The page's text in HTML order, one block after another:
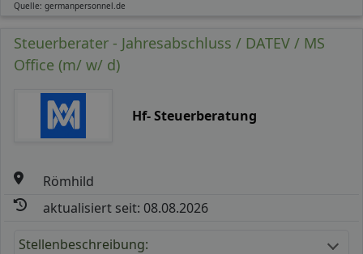
Quelle: germanpersonnel.de
Steuerberater - Jahresabschluss / DATEV / MS
Office (m/ w/ d)
Hf- Steuerberatung
Römhild
aktualisiert seit: 08.08.2026
Stellenbeschreibung: